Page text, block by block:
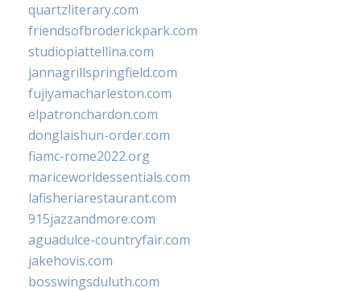
quartzliterary.com
friendsofbroderickpark.com
studiopiattellina.com
jannagrillspringfield.com
fujiyamacharleston.com
elpatronchardon.com
donglaishun-order.com
fiamc-rome2022.org
mariceworldessentials.com
lafisheriarestaurant.com
915jazzandmore.com
aguadulce-countryfair.com
jakehovis.com
bosswingsduluth.com